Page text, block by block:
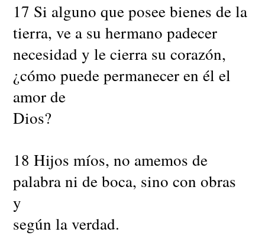
17 Si alguno que posee bienes de la
tierra, ve a su hermano padecer
necesidad y le cierra su corazón,
¿cómo puede permanecer en él el
amor de
Dios?
18 Hijos míos, no amemos de
palabra ni de boca, sino con obras
y
según la verdad.